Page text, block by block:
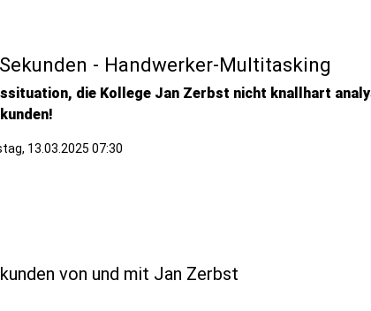
- Handwerker-Multitasking
die Kollege Jan Zerbst nicht knallhart
13.03.2025 07:30
von und mit Jan Zerbst